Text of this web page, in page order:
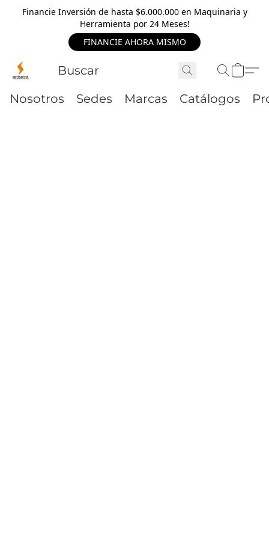
Financie Inversión de hasta $6.000.000 en Maquinaria y
Herramienta por 24 Meses!
FINANCIE AHORA MISMO
Nosotros Sedes Marcas Catálogos